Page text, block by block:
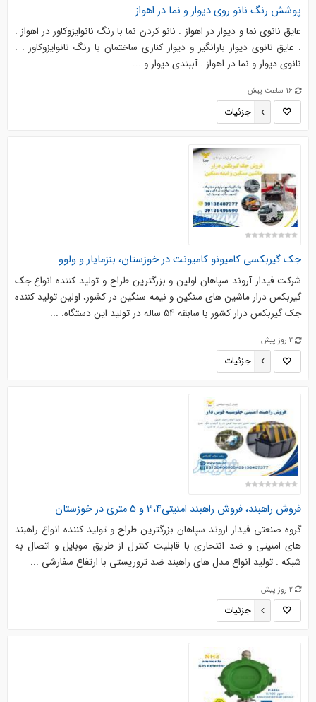
پوشش رنگ نانو روی دیوار و نما در اهواز
عایق نانوی نما و دیوار در اهواز . نانو کردن نما با رنگ نانوایزوکاور در اهواز .
. عایق نانوی دیوار بارانگیر و دیوار کناری ساختمان با رنگ نانوایزوکاور . .
نانوی دیوار و نما در اهواز . آببندی دیوار و ...
16 ساعت پیش
جزئیات
جک گیربکسی کامیونو کامیونت در خوزستان، بنزمایار و ولوو
شرکت فیدار آروند سپاهان اولین و بزرگترین طراح و تولید کننده انواع جک
گیربکس درار ماشین های سنگین و نیمه سنگین در کشور، اولین تولید کننده
جک گیربکس درار کشور با سابقه 54 ساله در تولید این دستگاه. ...
2 روز پیش
جزئیات
فروش راهبند، فروش راهبند امنیتی3،4 و 5 متری در خوزستان
گروه صنعتی فیدار اروند سپاهان بزرگترین طراح و تولید کننده انواع راهبند
های امنیتی و ضد انتحاری با قابلیت کنترل از طریق موبایل و اتصال به
شبکه . تولید انواع مدل های راهبند ضد تروریستی با ارتفاع سفارشی ...
2 روز پیش
جزئیات